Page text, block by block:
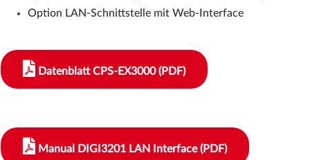
Option LAN-Schnittstelle mit Web-Interface
Datenblatt CPS-EX3000 (PDF)
Manual DIGI3201 LAN Interface (PDF)